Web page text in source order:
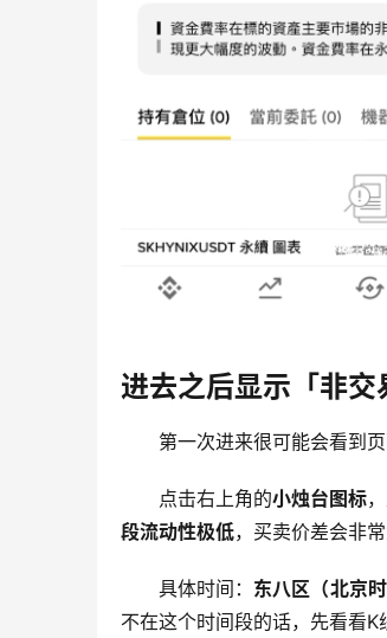
进去之后显示「非交
第一次进来很可能会看到
点击右上角的小烛台图标
段流动性极低，买卖价差会非
具体时间： 东八区（北京
不在这个时间段的话，先看看K